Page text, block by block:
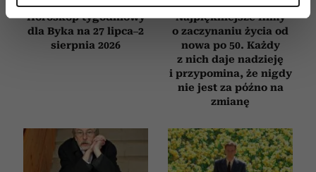
dane są przetwarzane oraz ustaw własne preferencje w
sekcji szczegółów. W Deklaracji plików cookie możesz
zmienić lub wycofać swoją zgodę w dowolnej chwili.
Wykorzystujemy pliki cookie do spersonalizowania treści
analizować ruch w naszej witrynie. Informacje o tym, jak
korzystasz z naszej witryny, udostępniamy partnerom
społecznościowym, reklamowym i analitycznym.
Horoskop tygodniowy
dla Byka na 27 lipca–2
sierpnia 2026
Najpiękniejsze filmy
o zaczynaniu życia od
nowa po 50. Każdy
z nich daje nadzieję
i przypomina, że nigdy
nie jest za późno na
zmianę